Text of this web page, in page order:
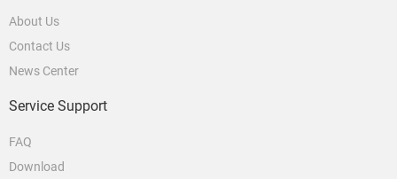
About Us
Contact Us
News Center
Service Support
FAQ
Download